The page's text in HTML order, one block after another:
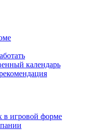
календарь
в игровой форме